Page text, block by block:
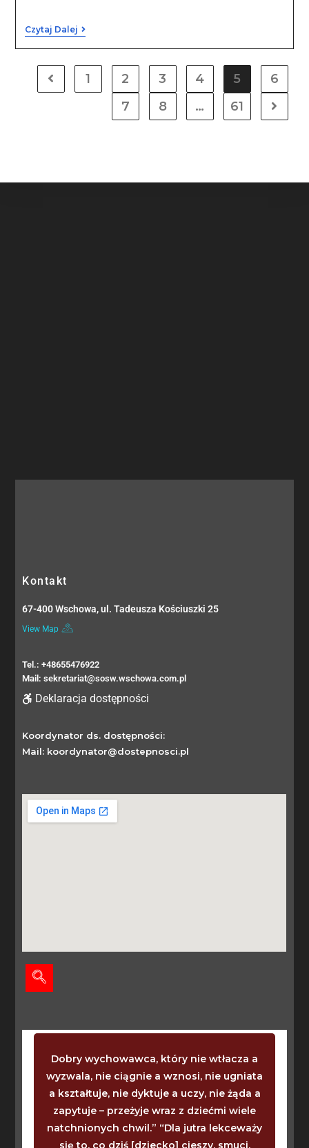
Czytaj Dalej
1 2 3 4 5
6
7
8 … 61
Kontakt
67-400 Wschowa, ul. Tadeusza Kościuszki 25
View Map
Tel.: +48655476922
Mail: sekretariat@sosw.wschowa.com.pl
Deklaracja dostępności
Koordynator ds. dostępności:
Mail: koordynator@dostepnosci.pl
Dobry wychowawca, który nie wtłacza a
wyzwala, nie ciągnie a wznosi, nie ugniata
a kształtuje, nie dyktuje a uczy, nie żąda a
zapytuje – przeżyje wraz z dziećmi wiele
natchnionych chwil.” “Dla jutra lekceważy
się to, co dziś [dziecko] cieszy, smuci,